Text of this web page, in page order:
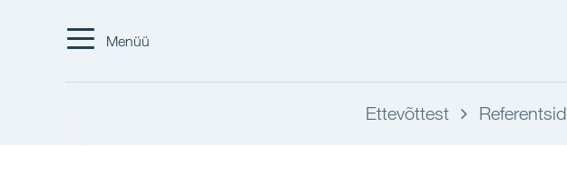
Menüü
Ettevõttest Referentsid